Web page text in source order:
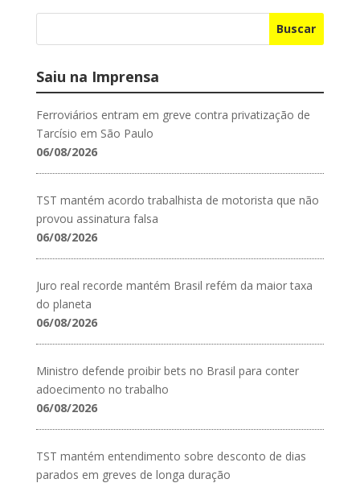
Buscar
Saiu na Imprensa
Ferroviários entram em greve contra privatização de
Tarcísio em São Paulo
06/08/2026
TST mantém acordo trabalhista de motorista que não
provou assinatura falsa
06/08/2026
Juro real recorde mantém Brasil refém da maior taxa
do planeta
06/08/2026
Ministro defende proibir bets no Brasil para conter
adoecimento no trabalho
06/08/2026
TST mantém entendimento sobre desconto de dias
parados em greves de longa duração